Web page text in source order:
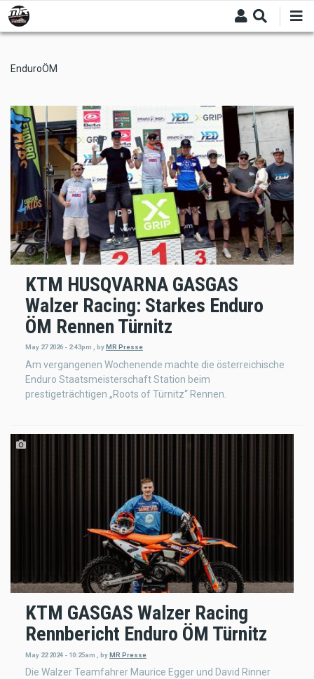
Skip
to
main
EnduroÖM
KTM HUSQVARNA GASGAS
Walzer Racing: Starkes Enduro
ÖM Rennen Türnitz
May 27 2026 - 2:43pm , by MR Presse
Am vergangenen Wochenende machte die österreichische
Enduro Staatsmeisterschaft Station beim
prestigeträchtigen „Roots of Türnitz“ Rennen.
KTM GASGAS Walzer Racing
Rennbericht Enduro ÖM Türnitz
May 22 2024 - 10:25am byMR Presse
Die Walzer Teamfahrer Maurice Egger und David Rinner